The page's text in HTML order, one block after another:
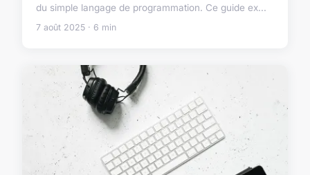
du simple langage de programmation. Ce guide ex...
7 août 2025 · 6 min